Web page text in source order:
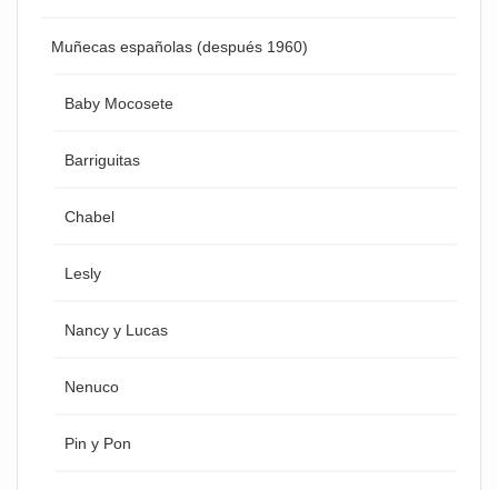
Muñecas españolas (después 1960)
Baby Mocosete
Barriguitas
Chabel
Lesly
Nancy y Lucas
Nenuco
Pin y Pon